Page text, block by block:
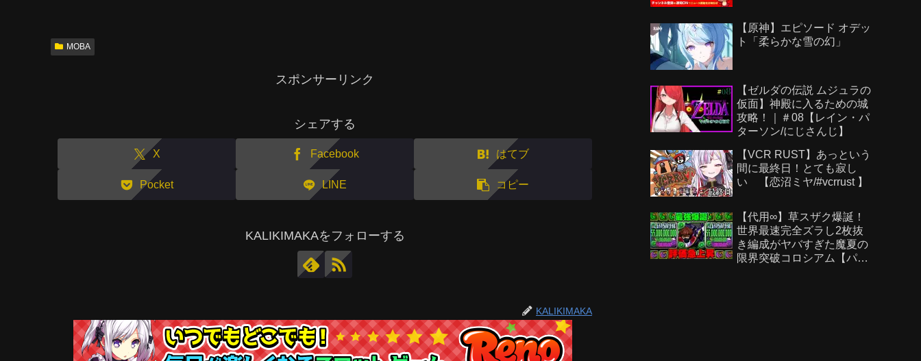
MOBA
スポンサーリンク
シェアする
X Facebook はてブ
Pocket LINE コピー
KALIKIMAKAをフォローする
KALIKIMAKA
【原神】エピソード オデッ
ト「柔らかな雪の幻」
【ゼルダの伝説 ムジュラの
仮面】神殿に入るための城
攻略！｜＃08【レイン・パ
ターソン/にじさんじ】
【VCR RUST】あっという
間に最終日！とても寂し
い 【恋沼ミヤ/#vcrrust 】
【代用∞】草スザク爆誕！
世界最速完全ズラし2枚抜
き編成がヤバすぎた魔夏の
限界突破コロシアム【パズ